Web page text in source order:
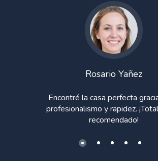
Rosario Yañez
Encontré la casa perfecta
profesionalismo y rapidez.
recomendado!